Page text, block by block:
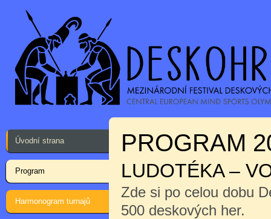
Úvodní strana
Program
Harmonogram turnajů
PROGRAM
LUDOTÉKA –
Zde si po celou dobu
500 deskových her.